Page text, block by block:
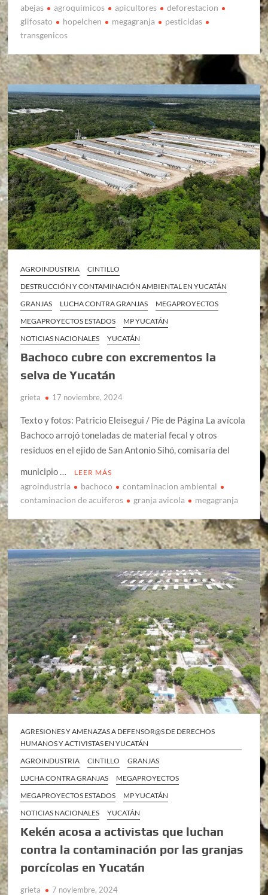
abejas agroquimicos apicultores
deforestacion
glifosato
hopelchen megagranja
pesticidas
transgenicos
AGROINDUSTRIA
CINTILLO
DESTRUCCIÓN Y CONTAMINACIÓN AMBIENTAL EN YUCATÁN
GRANJAS
LUCHA CONTRA GRANJAS
MEGAPROYECTOS
MEGAPROYECTOS ESTADOS
MP YUCATÁN
NOTICIAS NACIONALES
YUCATÁN
Bachoco cubre con excrementos la
selva de Yucatán
grieta 17 noviembre, 2024
Texto y fotos: Patricio Eleisegui / Pie de Página La avícola
Bachoco arrojó toneladas de material fecal y otros
residuos en el ejido de San Antonio Sihó, comisaría del
municipio …
LEER MÁS
agroindustria bachoco
contaminacion ambiental
contaminacion de acuiferos
granja avicola megagranja
AGRESIONES Y AMENAZAS A DEFENSOR@S DE DERECHOS
HUMANOS Y ACTIVISTAS EN YUCATÁN
AGROINDUSTRIA
CINTILLO
GRANJAS
LUCHA CONTRA GRANJAS
MEGAPROYECTOS
MEGAPROYECTOS ESTADOS
MP YUCATÁN
NOTICIAS NACIONALES
YUCATÁN
Kekén acosa a activistas que luchan
contra la contaminación por las granjas
porcícolas en Yucatán
grieta 7 noviembre, 2024